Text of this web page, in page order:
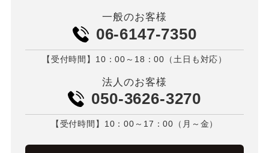
一般のお客様
06-6147-7350
【受付時間】10：00～18：00（土日も対応）
法人のお客様
050-3626-3270
【受付時間】10：00～17：00（月～金）